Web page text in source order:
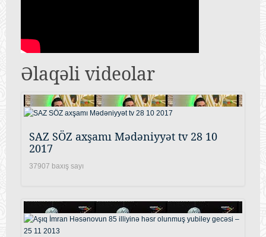
Əlaqəli videolar
SAZ SÖZ axşamı Mədəniyyət tv 28 10
2017
37907 baxış sayı